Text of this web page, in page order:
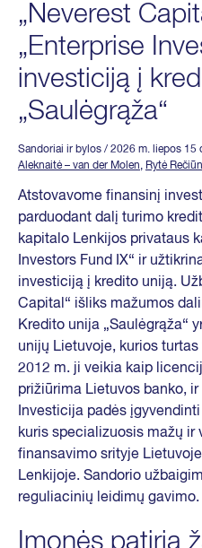
„Neverest
„Enterprise
investiciją į
„Saulėgrąža“
Sandoriai ir bylos / 2026 m. liepos 15
Aleknaitė – van der Molen, Rytė
Atstovavome finansinį
parduodant dalį turimo
kapitalo Lenkijos privataus
Investors Fund IX“ ir
investiciją į kredito uniją.
Capital“ išliks mažumos
Kredito unija „Saulėgrąža“
unijų Lietuvoje, kurios
2012 m. ji veikia kaip
prižiūrima Lietuvos banko,
Investicija padės
kuris specializuosis mažų ir
finansavimo srityje
Lenkijoje. Sandorio
reguliacinių leidimų
Įmonės patiria